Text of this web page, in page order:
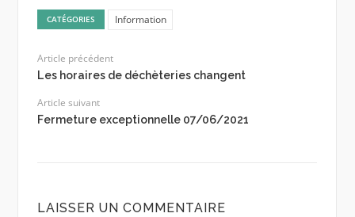
CATÉGORIES Information
Article précédent
Les horaires de déchèteries changent
Article suivant
Fermeture exceptionnelle 07/06/2021
LAISSER UN COMMENTAIRE